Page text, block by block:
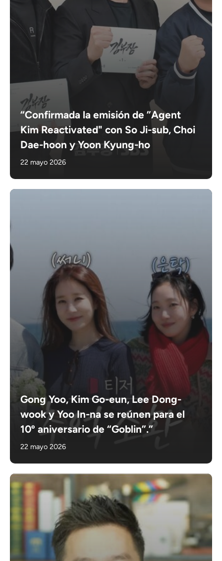
“Confirmada la emisión de ”Agent
Kim Reactivated" con So Ji-sub, Choi
Dae-hoon y Yoon Kyung-ho
22 mayo 2026
Gong Yoo, Kim Go-eun, Lee Dong-
wook y Yoo In-na se reúnen para el
10º aniversario de “Goblin”.”
22 mayo 2026